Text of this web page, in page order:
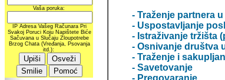
- Traženje partnera
- Uspostavljanje
- Istraživanje tržišta
- Osnivanje društva
- Traženje i
- Savetovanje
- Pregovaranje